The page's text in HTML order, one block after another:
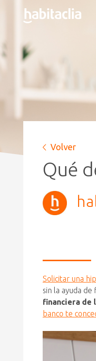
Volver
Qué
Solicitar una
sin la ayuda
financiera de
banco te